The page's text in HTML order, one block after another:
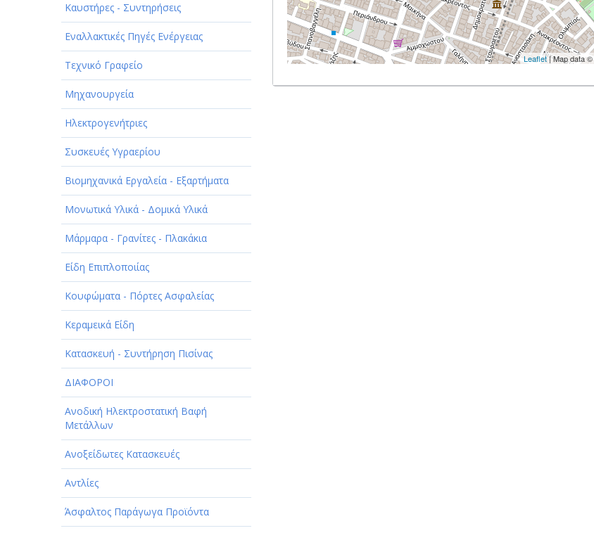
Καυστήρες - Συντηρήσεις
Εναλλακτικές Πηγές Ενέργειας
Τεχνικό Γραφείο
Μηχανουργεία
Ηλεκτρογενήτριες
Συσκευές Υγραερίου
Βιομηχανικά Εργαλεία - Εξαρτήματα
Μονωτικά Υλικά - Δομικά Υλικά
Μάρμαρα - Γρανίτες - Πλακάκια
Είδη Επιπλοποιίας
Κουφώματα - Πόρτες Ασφαλείας
Κεραμεικά Είδη
Κατασκευή - Συντήρηση Πισίνας
ΔΙΑΦΟΡΟΙ
Ανοδική Ηλεκτροστατική Βαφή
Μετάλλων
Ανοξείδωτες Κατασκευές
Αντλίες
Άσφαλτος Παράγωγα Προϊόντα
Leaflet| Map data ©